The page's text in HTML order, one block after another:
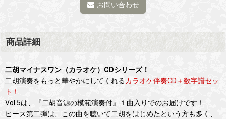
お問い合わせ
商品詳細
二胡マイナスワン（カラオケ）CDシリーズ！
二胡演奏をもっと華やかにしてくれるカラオケ伴奏CD＋数字譜セッ
ト！
Vol.5は、『二胡音源の模範演奏付』１曲入りでのお届けです！
ピース第二弾は、この曲を聴いて二胡をはじめたという方も多く、